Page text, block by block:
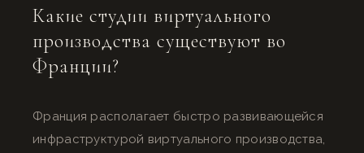
Какие студии виртуального
производства существуют во
Франции?
Франция располагает быстро развивающейся
инфраструктурой виртуального производства,